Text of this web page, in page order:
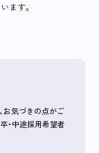
ます。
お気づきの点がご
・中途採用希望者